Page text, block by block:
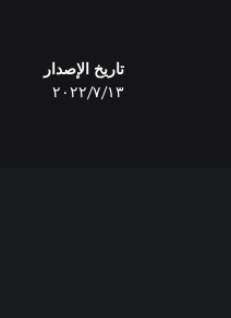
تاريخ الإصدار
١٣‏/٧‏/٢٠٢٢